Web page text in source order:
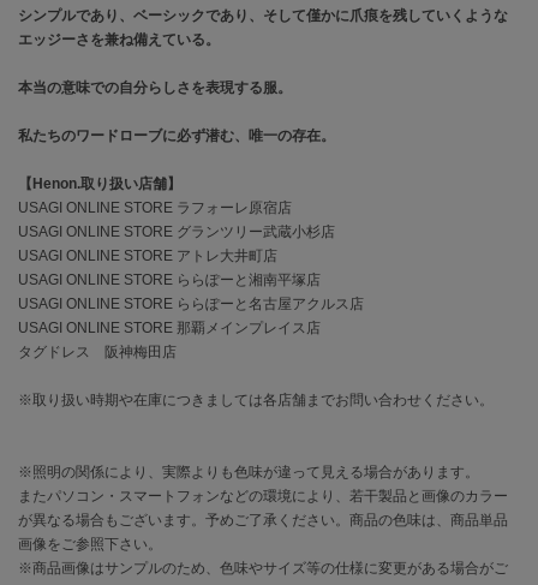
EIMY ISTOIRE
エミ
emmi atelier
エミ アトリエ
emmi yoga
エミヨガ
ETRÉ TOKYO
エトレトウキョウ
ey
アイ
FILA
フィラ
FRAY I.D
シンプルであり、ベーシックであり、そして僅かに爪痕を残していくような
エッジーさを兼ね備えている。
本当の意味での自分らしさを表現する服。
私たちのワードローブに必ず潜む、唯一の存在。
【Henon.取り扱い店舗】
USAGI ONLINE STORE ラフォーレ原宿店
USAGI ONLINE STORE グランツリー武蔵小杉店
USAGI ONLINE STORE アトレ大井町店
USAGI ONLINE STORE ららぽーと湘南平塚店
USAGI ONLINE STORE ららぽーと名古屋アクルス店
USAGI ONLINE STORE 那覇メインプレイス店
タグドレス 阪神梅田店
※取り扱い時期や在庫につきましては各店舗までお問い合わせください。
※照明の関係により、実際よりも色味が違って見える場合があります。
またパソコン・スマートフォンなどの環境により、若干製品と画像のカラー
が異なる場合もございます。予めご了承ください。商品の色味は、商品単品
画像をご参照下さい。
※商品画像はサンプルのため、色味やサイズ等の仕様に変更がある場合がご